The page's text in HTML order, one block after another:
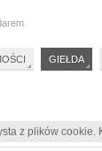
z plików
GIEŁDA